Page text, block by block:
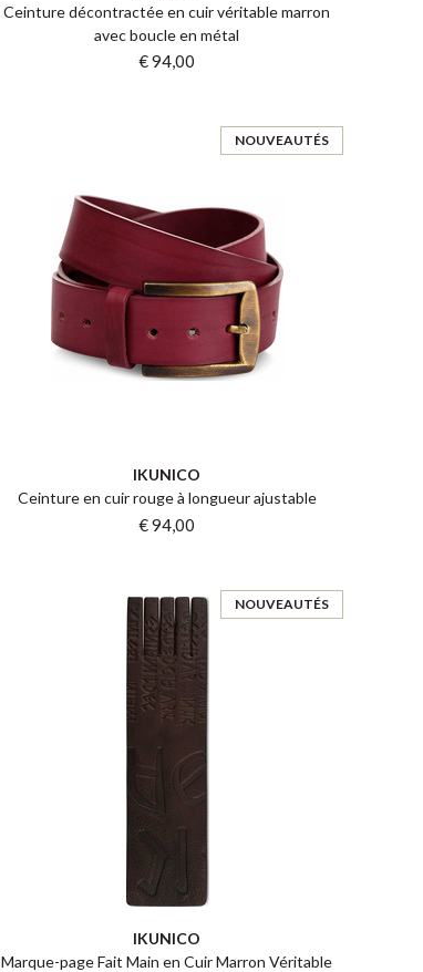
Ceinture décontractée en cuir véritable marron
avec boucle en métal
€ 94,00
NOUVEAUTÉS
IKUNICO
Ceinture en cuir rouge à longueur ajustable
€ 94,00
NOUVEAUTÉS
IKUNICO
Marque-page Fait Main en Cuir Marron Véritable